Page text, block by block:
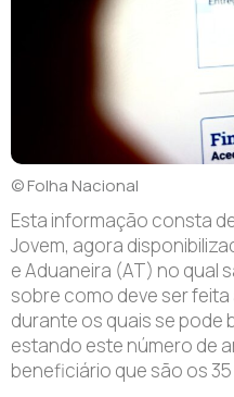
© Folha Nacional
Esta informação consta
Jovem, agora
e Aduaneira (AT) no qual
sobre como deve ser
durante os quais se pode
estando este número de
beneficiário que são os